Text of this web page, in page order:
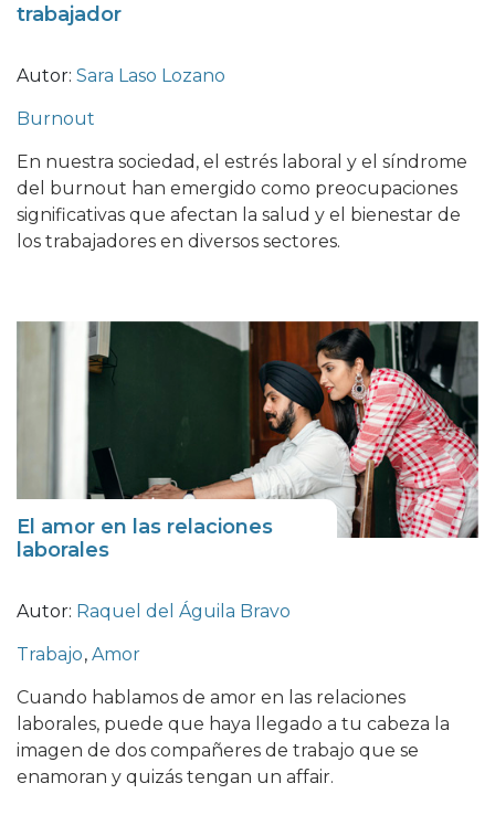
trabajador
Autor: Sara Laso Lozano
Burnout
En nuestra sociedad, el estrés laboral y el síndrome
del burnout han emergido como preocupaciones
significativas que afectan la salud y el bienestar de
los trabajadores en diversos sectores.
El amor en las relaciones
laborales
Autor: Raquel del Águila Bravo
Trabajo, Amor
Cuando hablamos de amor en las relaciones
laborales, puede que haya llegado a tu cabeza la
imagen de dos compañeres de trabajo que se
enamoran y quizás tengan un affair.